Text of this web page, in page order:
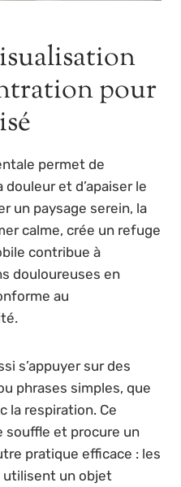
pour
permet de
et d’apaiser le
un paysage serein, la
calme, crée un refuge
contribue à
douloureuses en
au
s’appuyer sur des
phrases simples, que
la respiration. Ce
et procure un
pratique efficace : les
utilisent un objet